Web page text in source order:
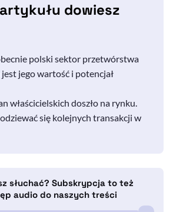
dowiesz
polski sektor przetwórstwa
jego wartość i potencjał
właścicielskich doszło na rynku.
się kolejnych transakcji w